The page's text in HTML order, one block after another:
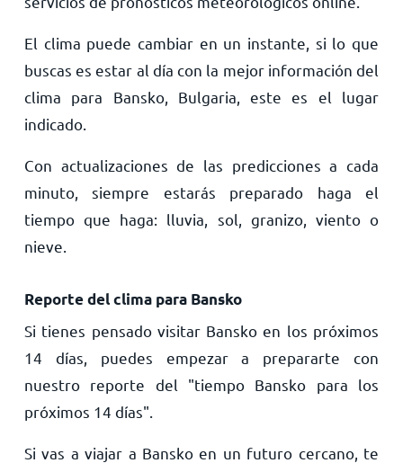
El clima puede cambiar en un instante, si lo que
buscas es estar al día con la mejor información del
clima para Bansko, Bulgaria, este es el lugar
indicado.
Con actualizaciones de las predicciones a cada
minuto, siempre estarás preparado haga el
tiempo que haga: lluvia, sol, granizo, viento o
nieve.
Reporte del clima para Bansko
Si tienes pensado visitar Bansko en los próximos
14 días, puedes empezar a prepararte con
nuestro reporte del "tiempo Bansko para los
próximos 14 días".
Si vas a viajar a Bansko en un futuro cercano, te